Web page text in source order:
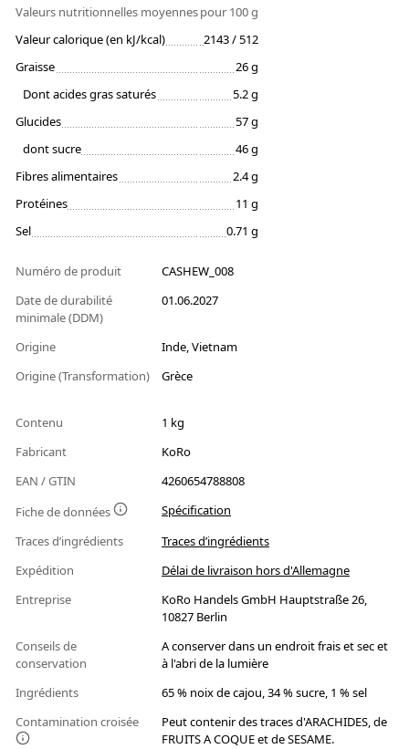
Valeurs nutritionnelles moyennespour 100 g
Valeur calorique (en kJ/kcal)
2143 / 512
Graisse
26 g
Dont acides gras saturés
5.2 g
Glucides
57 g
dont sucre
46 g
Fibres alimentaires
2.4 g
Protéines
11 g
Sel
0.71 g
Numéro de produit
CASHEW_008
Date de durabilité
minimale (DDM)
01.06.2027
Origine
Inde, Vietnam
Origine (Transformation)
Grèce
Contenu
1 kg
Fabricant
KoRo
EAN / GTIN
4260654788808
Fiche de données
Spécification
Traces d’ingrédients
Traces d’ingrédients
Expédition
Délai de livraison hors d'Allemagne
Entreprise
KoRo Handels GmbH Hauptstraße 26,
10827 Berlin
Conseils de
conservation
A conserver dans un endroit frais et sec et
à l'abri de la lumière
Ingrédients
65 % noix de cajou, 34 % sucre, 1 % sel
Contamination croisée
Peut contenir des traces d'ARACHIDES, de
FRUITS A COQUE et de SESAME.